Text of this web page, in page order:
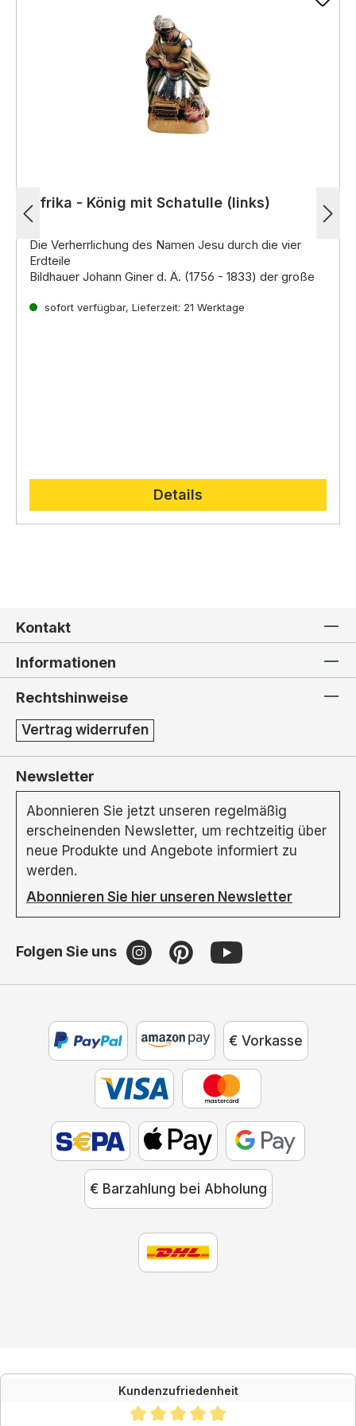
Afrika - König mit Schatulle (links)
Die Verherrlichung des Namen Jesu durch die vier
Erdteile
Bildhauer Johann Giner d. Ä. (1756 - 1833) der große
einer der älteste
sofort verfügbar, Lieferzeit: 21 Werktage
Details
Kontakt
Informationen
Rechtshinweise
Vertrag widerrufen
Newsletter
Abonnieren Sie jetzt unseren regelmäßig
erscheinenden Newsletter, um rechtzeitig über
neue Produkte und Angebote informiert zu
werden.
Abonnieren Sie hier unseren Newsletter
Folgen Sie uns
€ Vorkasse
€ Barzahlung bei Abholung
Kundenzufriedenheit